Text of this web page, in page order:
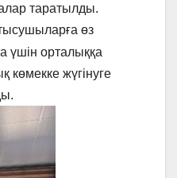
таратылды.
өз
үшін орталыққа
көмекке жүгінуге